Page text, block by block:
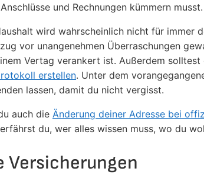
und Rechnungen kümmern musst.
wird wahrscheinlich nicht für immer
vor unangenehmen Überraschungen
Vertag verankert ist. Außerdem solltest
erstellen. Unter dem
lassen, damit du nicht vergisst.
auch die Änderung deiner Adresse bei
du, wer alles wissen muss, wo du
Versicherungen